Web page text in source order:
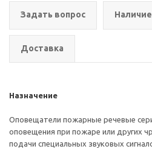
Задать вопрос
Доставка
Назначение
Оповещатели пожарные речевые
оповещения при пожаре или других
подачи специальных звуковых